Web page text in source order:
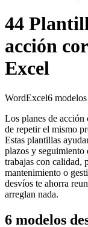
44
acción
Excel
WordExcel6
Los planes de
de repetir el mismo
Estas plantillas
plazos y
trabajas con calidad,
mantenimiento o
desvíos te ahorra
arreglan nada.
6 modelos